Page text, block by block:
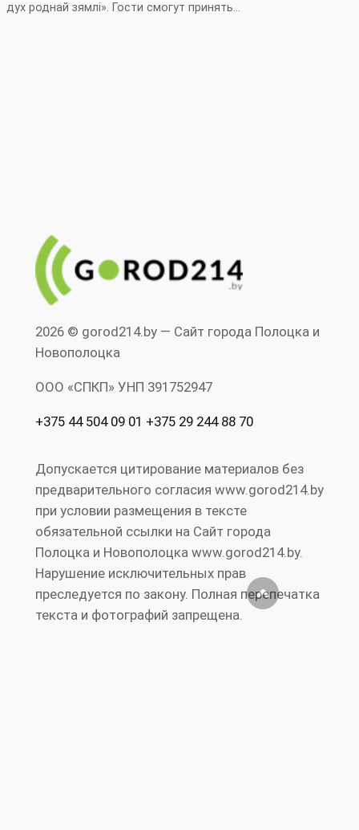
дух роднай зямлі». Гости смогут принять…
2026 © gorod214.by — Сайт города Полоцка и
Новополоцка
ООО «СПКП» УНП ‎391752947
+375 44 504 09 01 +375 29 244 88 70
Допускается цитирование материалов без
предварительного согласия www.gorod214.by
при условии размещения в тексте
обязательной ссылки на Сайт города
Полоцка и Новополоцка www.gorod214.by.
Нарушение исключительных прав
преследуется по закону. Полная перепечатка
текста и фотографий запрещена.